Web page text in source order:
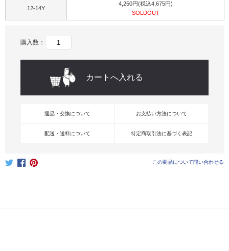
12-14Y
4,250円(税込4,675円)
SOLDOUT
購入数：
返品・交換について お支払い方法について
配送・送料について 特定商取引法に基づく表記
この商品について問い合わせる